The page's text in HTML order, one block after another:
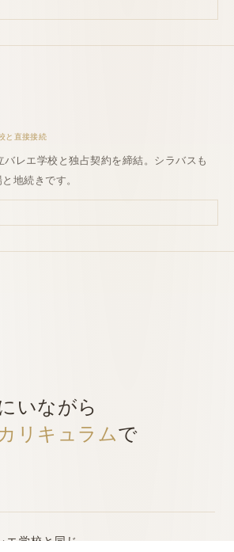
と直接接続
バレエ学校 と独占契約を締結。 シラバス も
地続きです。
いながら
カリキュラムで
エ学校と同じ